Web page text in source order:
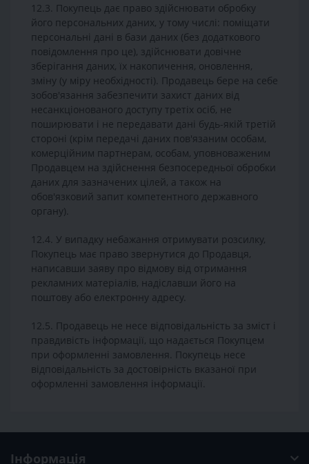
12.3. Покупець дає право здійснювати обробку
його персональних даних, у тому числі: поміщати
персональні дані в бази даних (без додаткового
повідомлення про це), здійснювати довічне
зберігання даних, їх накопичення, оновлення,
зміну (у міру необхідності). Продавець бере на себе
зобов'язання забезпечити захист даних від
несанкціонованого доступу третіх осіб, не
поширювати і не передавати дані будь-якій третій
стороні (крім передачі даних пов'язаним особам,
комерційним партнерам, особам, уповноваженим
Продавцем на здійснення безпосередньої обробки
даних для зазначених цілей, а також на
обов'язковий запит компетентного державного
органу).
12.4. У випадку небажання отримувати розсилку,
Покупець має право звернутися до Продавця,
написавши заяву про відмову від отримання
рекламних матеріалів, надіславши його на
поштову або електронну адресу.
12.5. Продавець не несе відповідальність за зміст і
правдивість інформації, що надається Покупцем
при оформленні замовлення. Покупець несе
відповідальність за достовірність вказаної при
оформленні замовлення інформації.
Інформація